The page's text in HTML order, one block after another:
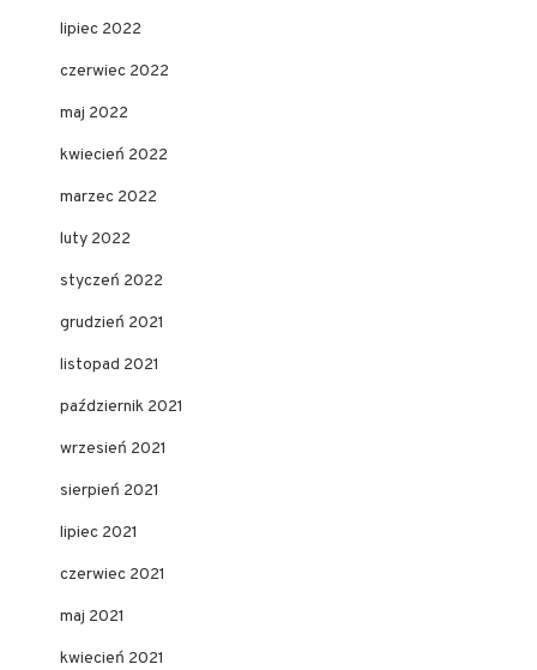
lipiec 2022
czerwiec 2022
maj 2022
kwiecień 2022
marzec 2022
luty 2022
styczeń 2022
grudzień 2021
listopad 2021
październik 2021
wrzesień 2021
sierpień 2021
lipiec 2021
czerwiec 2021
maj 2021
kwiecień 2021